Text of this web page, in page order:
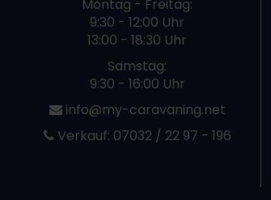
Montag - Freitag:
9:30 - 12:00 Uhr
13:00 - 18:30 Uhr
Samstag:
9:30 - 16:00 Uhr
info@my-caravaning.net
Verkauf: 07032 / 22 97 - 196